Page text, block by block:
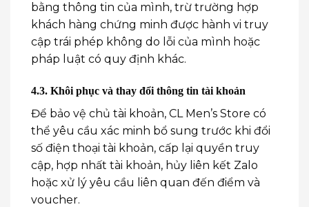
bằng thông tin của mình, trừ trường hợp
khách hàng chứng minh được hành vi truy
cập trái phép không do lỗi của mình hoặc
pháp luật có quy định khác.
4.3. Khôi phục và thay đổi thông tin tài khoản
Để bảo vệ chủ tài khoản, CL Men’s Store có
thể yêu cầu xác minh bổ sung trước khi đổi
số điện thoại tài khoản, cấp lại quyền truy
cập, hợp nhất tài khoản, hủy liên kết Zalo
hoặc xử lý yêu cầu liên quan đến điểm và
voucher.